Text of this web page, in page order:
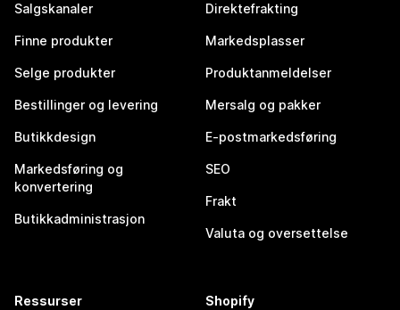
Salgskanaler
Finne produkter
Selge produkter
Bestillinger og levering
Butikkdesign
Markedsføring og
konvertering
Butikkadministrasjon
Direktefrakting
Markedsplasser
Produktanmeldelser
Mersalg og pakker
E-postmarkedsføring
SEO
Frakt
Valuta og oversettelse
Ressurser Shopify